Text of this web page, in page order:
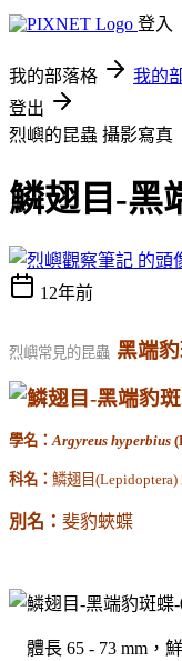
登入
我的部落格 我的
登出
烈嶼的昆蟲 攝影寫真
鱗翅目-黑
12年前
烈嶼常見的昆蟲 黑端
學名： Argyreus hyperbius
科名： 鱗翅目(Lepidoptera)
別名： 斐豹蛺蝶
體長 65 - 73 mm ，